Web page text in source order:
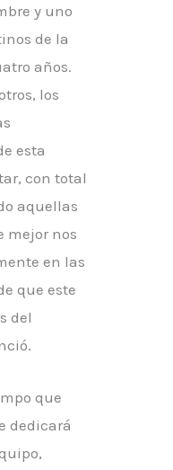
y uno
de la
años.
los
esta
con total
aquellas
mejor nos
en las
que este
del
que
dedicará